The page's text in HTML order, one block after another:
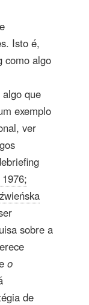
Isto é,
como algo
que
exemplo
ver
sobre a
o
de